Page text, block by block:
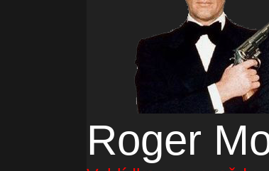
Roger